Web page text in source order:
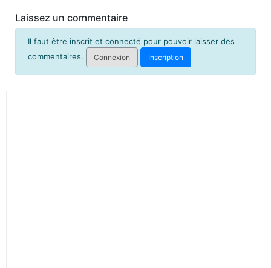
Laissez un commentaire
Il faut être inscrit et connecté pour pouvoir laisser des
commentaires.
Connexion Inscription